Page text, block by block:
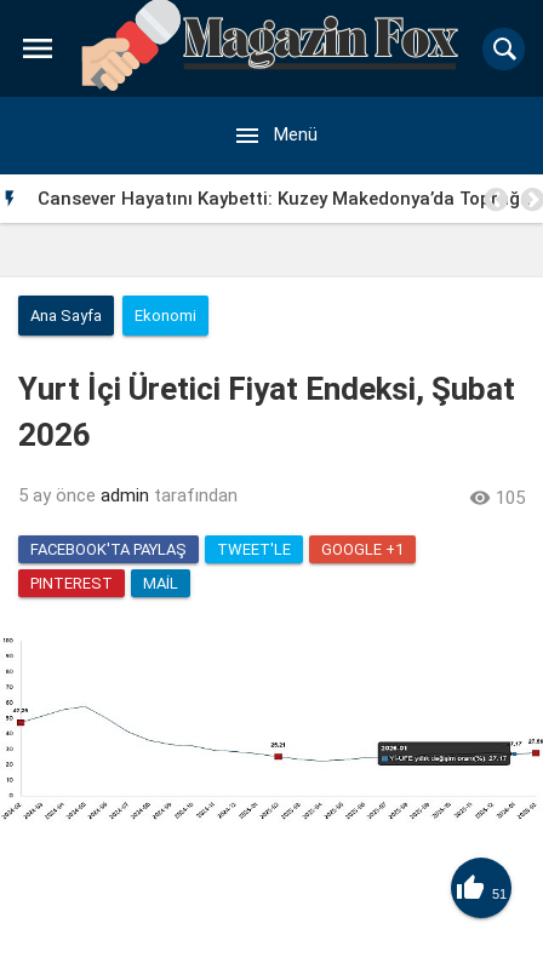

 Menü
 Cansever Hayatını Kaybetti: Kuzey Makedonya’da Toprağa
Ana Sayfa Ekonomi
Yurt İçi Üretici Fiyat Endeksi, Şubat
2026
5 ay önce admin tarafından  105
FACEBOOK'TA PAYLAŞ TWEET'LE
GOOGLE +1
PINTEREST
MAIL
 51